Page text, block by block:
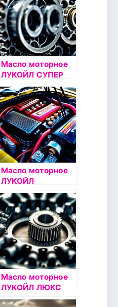
Масло моторное
ЛУКОЙЛ СУПЕР
5W40 4л
полусинтетическо
е
Масло моторное
ЛУКОЙЛ
СТАНДАРТ 10W40
5л
Масло моторное
ЛУКОЙЛ ЛЮКС
5W30 1л